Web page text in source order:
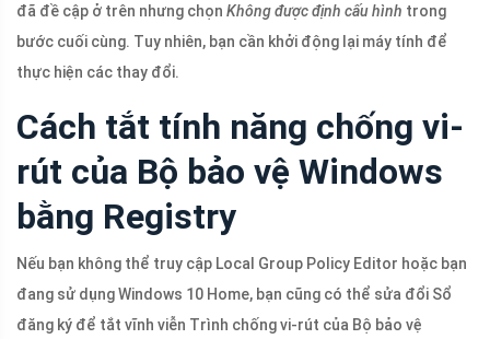
đã đề cập ở trên nhưng chọn Không được định cấu hình trong
bước cuối cùng. Tuy nhiên, bạn cần khởi động lại máy tính để
thực hiện các thay đổi.
Cách tắt tính năng chống vi-
rút của Bộ bảo vệ Windows
bằng Registry
Nếu bạn không thể truy cập Local Group Policy Editor hoặc bạn
đang sử dụng Windows 10 Home, bạn cũng có thể sửa đổi Sổ
đăng ký để tắt vĩnh viễn Trình chống vi-rút của Bộ bảo vệ